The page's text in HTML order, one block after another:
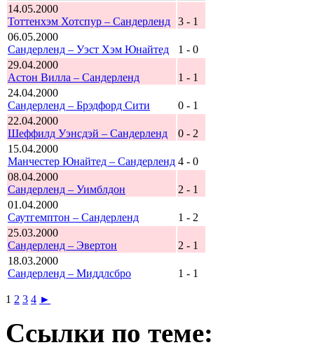
14.05.2000
Тоттенхэм Хотспур – Сандерленд
3 - 1
06.05.2000
Сандерленд – Уэст Хэм Юнайтед
1 - 0
29.04.2000
Астон Вилла – Сандерленд
1 - 1
24.04.2000
Сандерленд – Брэдфорд Сити
0 - 1
22.04.2000
Шеффилд Уэнсдэй – Сандерленд
0 - 2
15.04.2000
Манчестер Юнайтед – Сандерленд 4 - 0
08.04.2000
Сандерленд – Уимблдон
2 - 1
01.04.2000
Саутгемптон – Сандерленд
1 - 2
25.03.2000
Сандерленд – Эвертон
2 - 1
18.03.2000
Сандерленд – Миддлсбро
1 - 1
1 2 3 4 ►
Ссылки по теме: